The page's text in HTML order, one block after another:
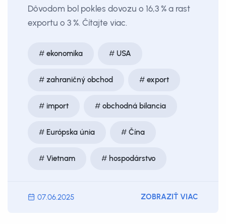
Dôvodom bol pokles dovozu o 16,3 % a rast
exportu o 3 %. Čítajte viac.
ekonomika USA
zahraničný obchod export
import obchodná bilancia
Európska únia Čína
Vietnam hospodárstvo
07.06.2025 ZOBRAZIŤ VIAC